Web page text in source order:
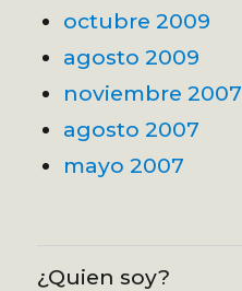
octubre 2009
agosto 2009
noviembre 2007
agosto 2007
mayo 2007
¿Quien soy?